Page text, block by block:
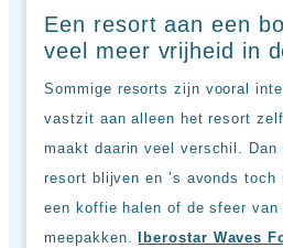
Een resort aan een
veel meer vrijheid in
Sommige resorts zijn vooral
vastzit aan alleen het resort
maakt daarin veel verschil. Dan
resort blijven en ’s avonds toch
een koffie halen of de sfeer van
meepakken.
Iberostar Waves